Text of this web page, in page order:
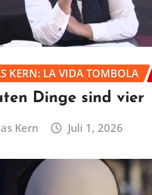
KERN: LA VIDA TOMBOLA
Dinge sind vier
Kern Juli 1, 2026